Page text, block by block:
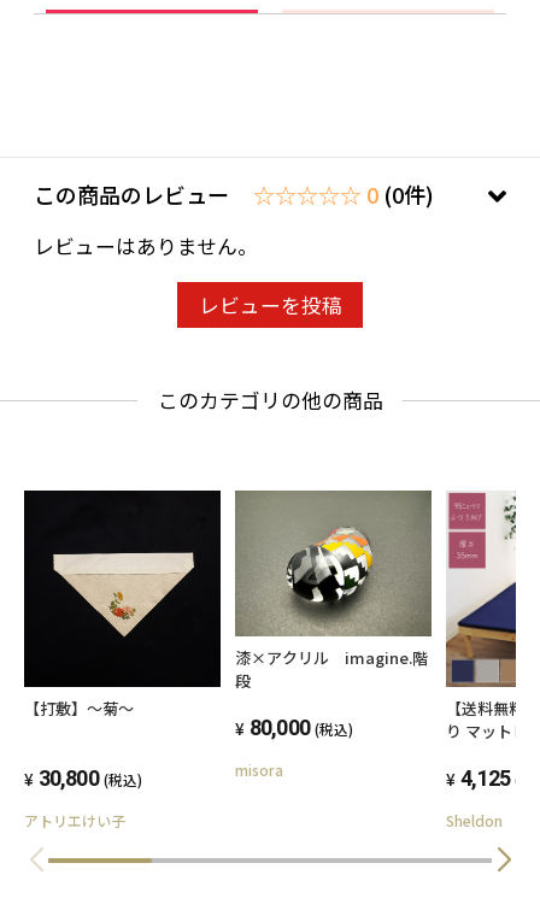
この商品のレビュー ☆☆☆☆☆ 0 (0件)
レビューはありません。
レビューを投稿
このカテゴリの他の商品
【打敷】～菊～
30,800 (税込)
アトリエけい子
漆×アクリル imagine.階
段
80,000 (税込)
misora
【送料無料
り マットレ
ル お子様にも安心
折りたたみ
4,125 (税
Sheldon